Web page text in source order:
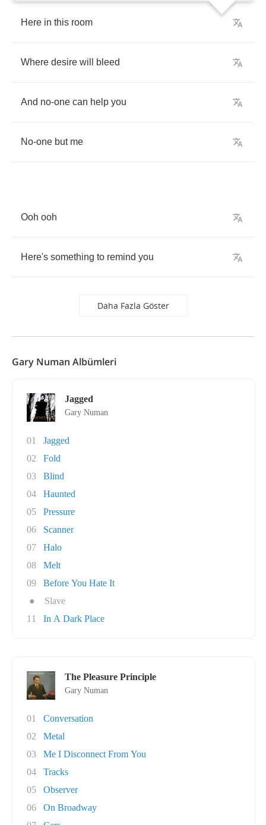
Here in this room
Where desire will bleed
And no-one can help you
No-one but me
Ooh ooh
Here's something to remind you
Daha Fazla Göster
Gary Numan Albümleri
Jagged
Gary Numan
01
Jagged
02
Fold
03
Blind
04
Haunted
05
Pressure
06
Scanner
07
Halo
08
Melt
09
Before You Hate It
●
Slave
11
In A Dark Place
The Pleasure Principle
Gary Numan
01
Conversation
02
Metal
03
Me I Disconnect From You
04
Tracks
05
Observer
06
On Broadway